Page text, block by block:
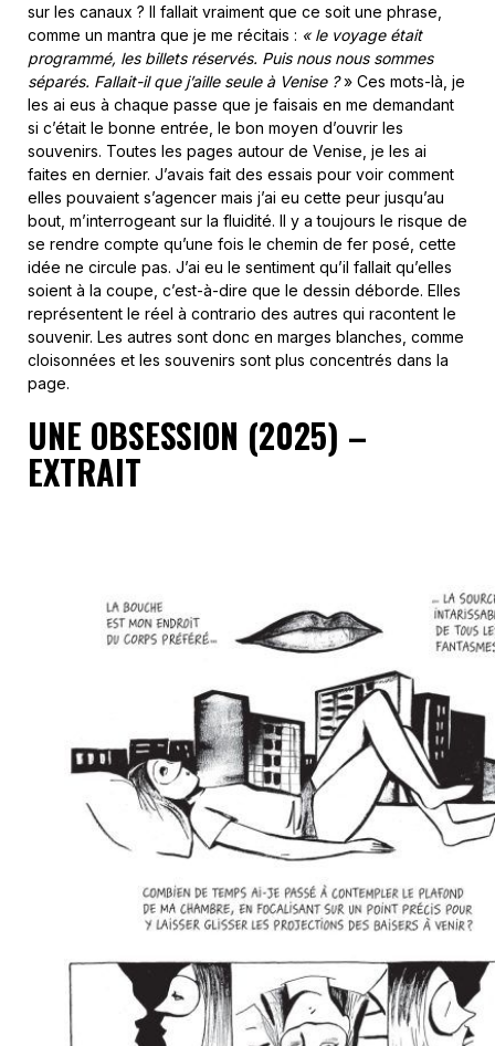
sur les canaux ? Il fallait vraiment que ce soit une phrase,
comme un mantra que je me récitais : « le voyage était
programmé, les billets réservés. Puis nous nous sommes
séparés. Fallait-il que j’aille seule à Venise ?» Ces mots-là, je
les ai eus à chaque passe que je faisais en me demandant
si c’était le bonne entrée, le bon moyen d’ouvrir les
souvenirs. Toutes les pages autour de Venise, je les ai
faites en dernier. J’avais fait des essais pour voir comment
elles pouvaient s’agencer mais j’ai eu cette peur jusqu’au
bout, m’interrogeant sur la fluidité. Il y a toujours le risque de
se rendre compte qu’une fois le chemin de fer posé, cette
idée ne circule pas. J’ai eu le sentiment qu’il fallait qu’elles
soient à la coupe, c’est-à-dire que le dessin déborde. Elles
représentent le réel à contrario des autres qui racontent le
souvenir. Les autres sont donc en marges blanches, comme
cloisonnées et les souvenirs sont plus concentrés dans la
page.
UNE OBSESSION (2025) –
EXTRAIT